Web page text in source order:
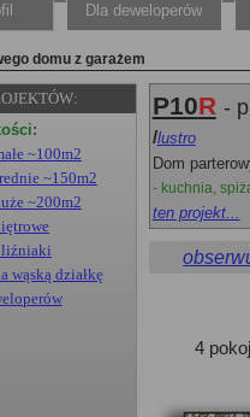
Dla deweloperów
domu z garażem
~100m2
~150m2
~200m2
wąską działkę
P10R -
/lustro
Dom
- kuchnia,
ten projekt...
4